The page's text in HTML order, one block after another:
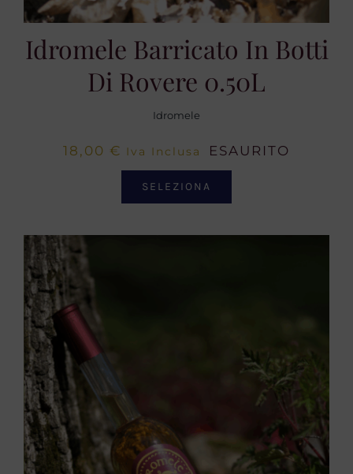
Idromele Barricato In Botti
Di Rovere 0.50L
Idromele
18,00 € Iva Inclusa ESAURITO
SELEZIONA